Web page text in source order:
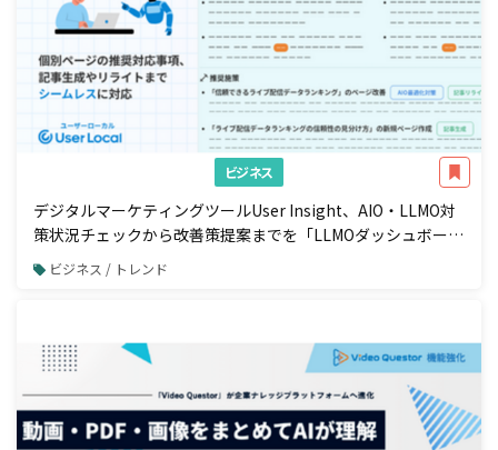
ビジネス
デジタルマーケティングツールUser Insight、AIO・LLMO対
策状況チェックから改善策提案までを「LLMOダッシュボー
ド」で一元管理
ビジネス / トレンド